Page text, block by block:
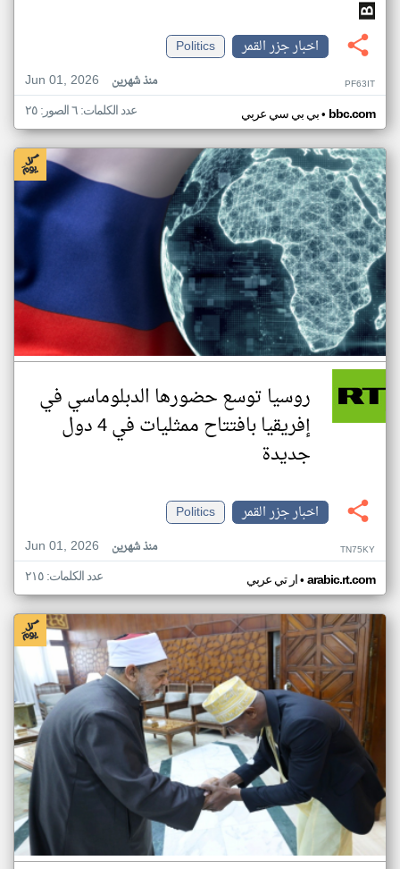
اخبار جزر القمر
Politics
Jun 01, 2026
منذ شهرين PF63IT
بي بي سي عربي• bbc.com عدد الكلمات: ٦ الصور: ٢٥
روسيا توسع حضورها الدبلوماسي في
إفريقيا بافتتاح ممثليات في 4 دول
جديدة
اخبار جزر القمر
Politics
Jun 01, 2026
منذ شهرين TN75KY
ار تي عربي• arabic.rt.com عدد الكلمات: ٢١٥